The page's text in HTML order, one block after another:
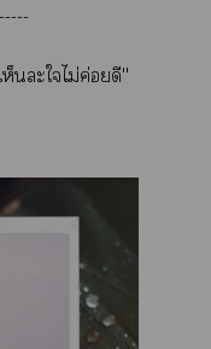
นะใไม่ค่อยดี"